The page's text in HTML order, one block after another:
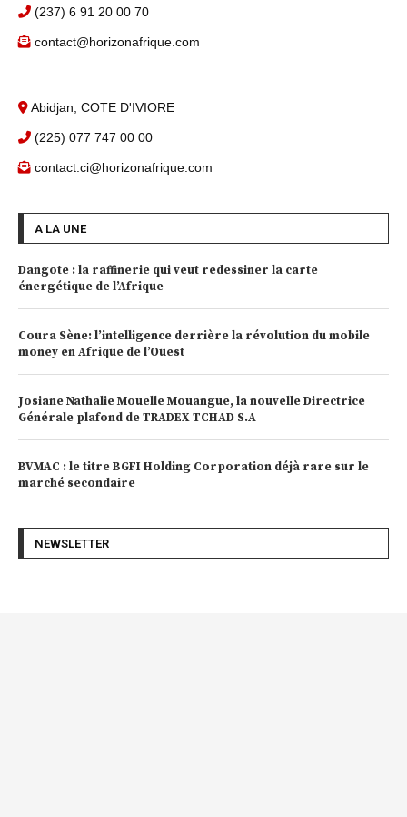
(237) 6 91 20 00 70
contact@horizonafrique.com
Abidjan, COTE D'IVIORE
(225) 077 747 00 00
contact.ci@horizonafrique.com
A LA UNE
Dangote : la raffinerie qui veut redessiner la carte
énergétique de l’Afrique
Coura Sène: l’intelligence derrière la révolution du mobile
money en Afrique de l’Ouest
Josiane Nathalie Mouelle Mouangue, la nouvelle Directrice
Générale plafond de TRADEX TCHAD S.A
BVMAC : le titre BGFI Holding Corporation déjà rare sur le
marché secondaire
NEWSLETTER